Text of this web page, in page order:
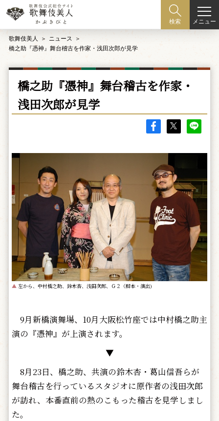
検索 メニュー
歌舞伎美人
ニュース
橋之助『憑神』舞台稽古を作家・浅田次郎が見学
橋之助『憑神』舞台稽古を作家・
浅田次郎が見学
▲ 左から、中村橋之助、鈴木杏、浅田次郎、Ｇ２（脚本・演出)
9月新橋演舞場、10月大阪松竹座では中村橋之助主
演の『憑神』が上演されます。
▼
8月23日、橋之助、共演の鈴木杏・葛山信吾らが
舞台稽古を行っているスタジオに原作者の浅田次郎
が訪れ、本番直前の熱のこもった稽古を見学しまし
た。